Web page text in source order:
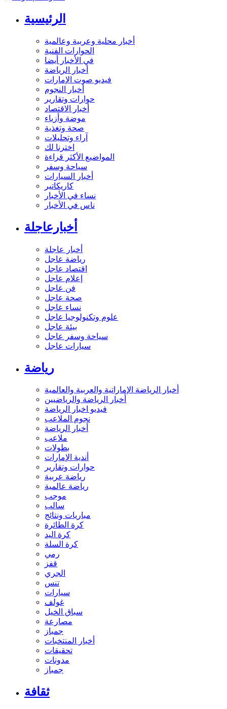
الرئيسية
أخبار محلية وعربية وعالمية
الحوارات الفنية
في الأخبار أيضا
أخبار الرياضة
فيديو صوت الإمارات
أخبار النجوم
حوارات وتقارير
أخبار الاقتصاد
موضة وأزياء
صحة وتغذية
آراء وتحليلات
اخترنا لك
المواضيع الأكثر قراءة
سياحة وسفر
أخبار السيارات
كاريكاتير
نساء في الأخبار
ناس في الأخبار
أخبارعاجلة
أخبار عاجلة
رياضة عاجل
اقتصاد عاجل
إعلام عاجل
فن عاجل
صحة عاجل
نساء عاجل
علوم وتكنولوجيا عاجل
بيئة عاجل
سياحة وسفر عاجل
سيارات عاجل
رياضة
أخبار الرياضة الإماراتية والعربية والعالمية
أخبار الرياضة والرياضيين
فيديو اخبار الرياضة
نجوم الملاعب
أخبار الرياضة
ملاعب
بطولات
أندية الإمارات
حوارات وتقارير
رياضة عربية
رياضة عالمية
موجب
سالب
مباريات ونتائج
كرة الطائرة
كرة اليد
كرة السلة
رمي
قفز
الجري
تنس
سيارات
غولف
سباق الخيل
مصارعة
جمباز
أخبار المنتخبات
تحقيقات
مدونات
جمباز
ثقافة